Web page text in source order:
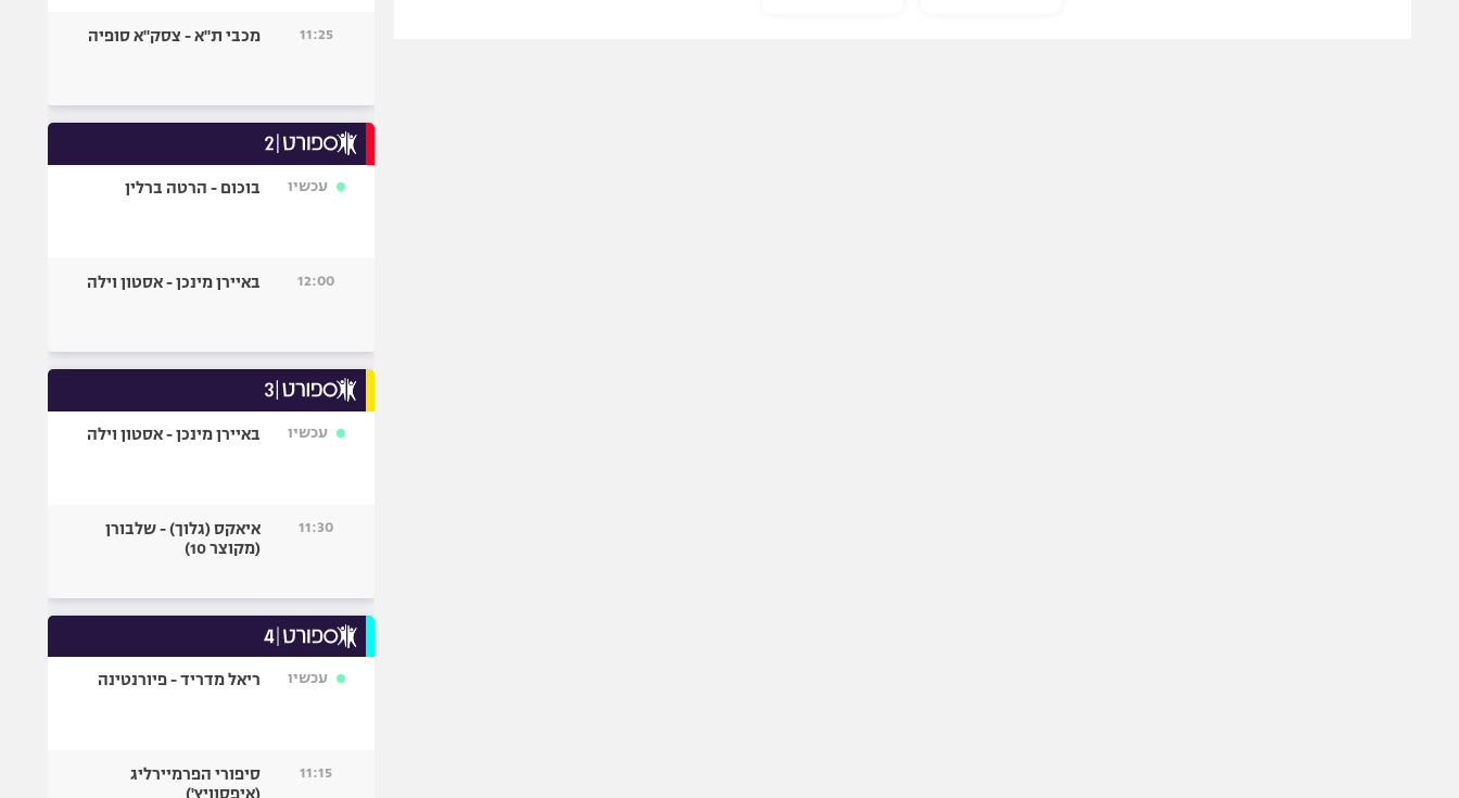
11:25 מכבי ת"א - צסק"א סופיה
עכשיו בוכום - הרטה ברלין
12:00 באיירן מינכן - אסטון וילה
עכשיו באיירן מינכן - אסטון וילה
11:30
איאקס (גלוך) - שלבורן
(מקוצר 10)
עכשיו ריאל מדריד - פיורנטינה
11:15
סיפורי הפרמיירליג
(איפסוויץ')